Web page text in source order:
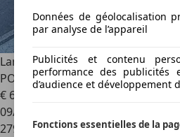
Land Rover Range Rover Sport
POSSIBLE***
€ 6 990
09/2006
279 850 km
Données de géolocalisation
par analyse de l’appareil
Publicités et contenu
performance des publicités
d’audience et développement
Fonctions essentielles de la